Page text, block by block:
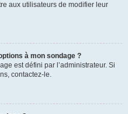
aux utilisateurs de modifier leur
à mon sondage ?
est défini par l’administrateur. Si
contactez-le.